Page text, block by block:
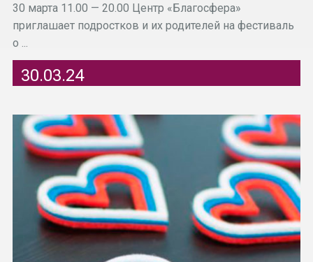
30 марта 11.00 — 20.00 Центр «Благосфера»
приглашает подростков и их родителей на фестиваль
о ...
30.03.24